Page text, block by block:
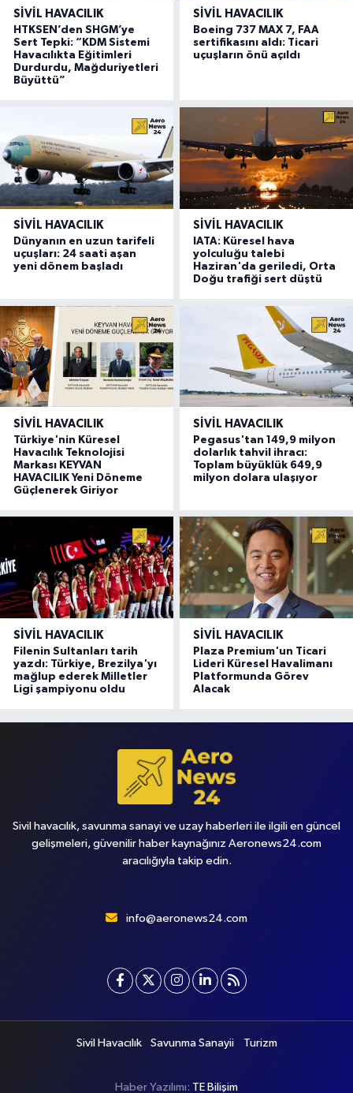
SIVIL HAVACILIK
HTKSEN’den SHGM’ye
Sert Tepki: “KDM Sistemi
Havacılıkta Eğitimleri
Durdurdu, Mağduriyetleri
Büyüttü”
SIVIL HAVACILIK
Boeing 737 MAX 7, FAA
sertifikasını aldı: Ticari
uçuşların önü açıldı
SIVIL HAVACILIK
Dünyanın en uzun tarifeli
uçuşları: 24 saati aşan
yeni dönem başladı
SIVIL HAVACILIK
IATA: Küresel hava
yolculuğu talebi
Haziran'da geriledi, Orta
Doğu trafiği sert düştü
SIVIL HAVACILIK
Türkiye'nin Küresel
Havacılık Teknolojisi
Markası KEYVAN
HAVACILIK Yeni Döneme
Güçlenerek Giriyor
SIVIL HAVACILIK
Pegasus'tan 149,9 milyon
dolarlık tahvil ihracı:
Toplam büyüklük 649,9
milyon dolara ulaşıyor
SIVIL HAVACILIK
Filenin Sultanları tarih
yazdı: Türkiye, Brezilya'yı
mağlup ederek Milletler
Ligi şampiyonu oldu
SIVIL HAVACILIK
Plaza Premium'un Ticari
Lideri Küresel Havalimanı
Platformunda Görev
Alacak
Sivil havacılık, savunma sanayi ve uzay haberleri ile ilgili en güncel
gelişmeleri, güvenilir haber kaynağınız Aeronews24.com
aracılığıyla takip edin.
info@aeronews24.com
Sivil Havacılık Savunma Sanayii Turizm
Haber Yazılımı: TE Bilişim